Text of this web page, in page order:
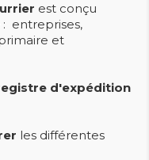
est conçu
entreprises,
et
d'expédition
les différentes